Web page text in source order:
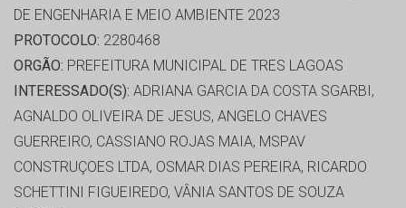
DE ENGENHARIA E MEIO AMBIENTE 2023
PROTOCOLO: 2280468
ORGÃO: PREFEITURA MUNICIPAL DE TRES LAGOAS
INTERESSADO(S): ADRIANA GARCIA DA COSTA SGARBI,
AGNALDO OLIVEIRA DE JESUS, ANGELO CHAVES
GUERREIRO, CASSIANO ROJAS MAIA, MSPAV
CONSTRUÇOES LTDA, OSMAR DIAS PEREIRA, RICARDO
SCHETTINI FIGUEIREDO, VÂNIA SANTOS DE SOUZA